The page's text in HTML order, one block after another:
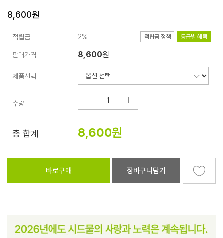
8,600원
적립금 2% 적립금 정책 등급별 혜택
판매가격 8,600원
제품선택
수량
총 합계 8,600원
바로구매 장바구니담기